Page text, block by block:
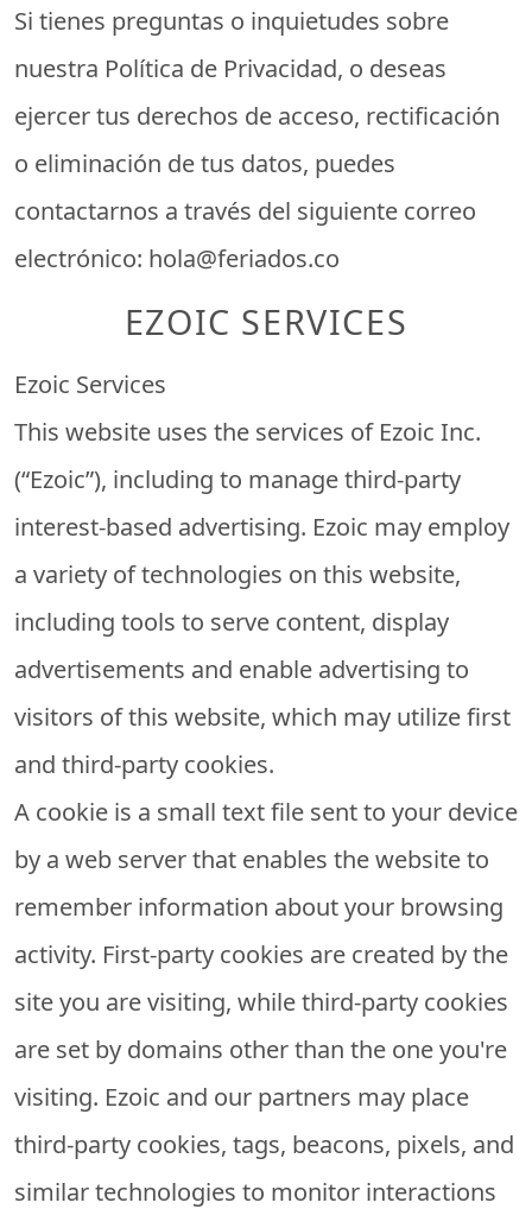
Si tienes preguntas o inquietudes sobre
nuestra Política de Privacidad, o deseas
ejercer tus derechos de acceso, rectificación
o eliminación de tus datos, puedes
contactarnos a través del siguiente correo
electrónico: hola@feriados.co
EZOIC SERVICES
Ezoic Services
This website uses the services of Ezoic Inc.
(“Ezoic”), including to manage third-party
interest-based advertising. Ezoic may employ
a variety of technologies on this website,
including tools to serve content, display
advertisements and enable advertising to
visitors of this website, which may utilize first
and third-party cookies.
A cookie is a small text file sent to your device
by a web server that enables the website to
remember information about your browsing
activity. First-party cookies are created by the
site you are visiting, while third-party cookies
are set by domains other than the one you're
visiting. Ezoic and our partners may place
third-party cookies, tags, beacons, pixels, and
similar technologies to monitor interactions